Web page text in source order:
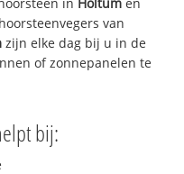
van
zijn elke dag bij u in de
of zonnepanelen te
bij: